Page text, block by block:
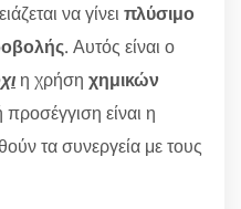
να γίνει πλύσιμο
. Αυτός είναι ο
η χρήση χημικών
προσέγγιση είναι η
τα συνεργεία με τους